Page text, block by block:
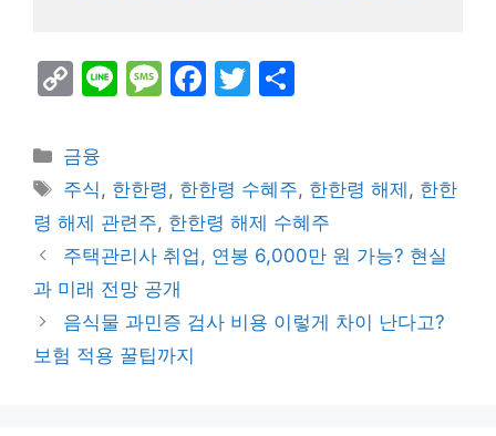
C
p
y
Li
n
k
Li M
s
a
g
e
F
e
b
o
k
T
er e
Categories
금융
Tags
주식 , 한한령 , 한한령 수혜주, 한한령 해제 , 한한
령 해제 관련주, 한한령 해제 수혜주
주택관리사 취업, 연봉 6,000만 원 가능? 현실
과 미래 전망 공개
음식물 과민증 검사 비용 이렇게 차이 난다고?
보험 적용 꿀팁까지